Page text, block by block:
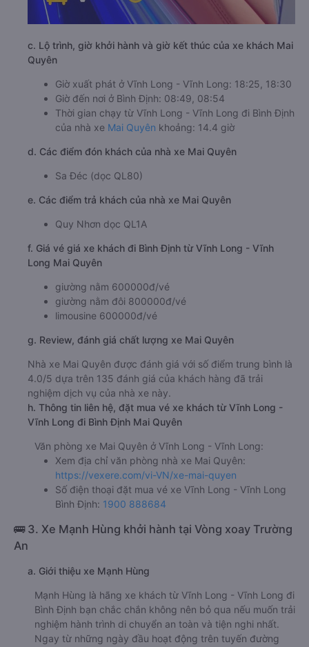
c. Lộ trình, giờ khởi hành và giờ kết thúc của xe khách Mai
Quyên
Giờ xuất phát ở Vĩnh Long - Vĩnh Long: 18:25, 18:30
Giờ đến nơi ở Bình Định: 08:49, 08:54
Thời gian chạy từ Vĩnh Long - Vĩnh Long đi Bình Định
của nhà xe Mai Quyên khoảng: 14.4 giờ
d. Các điểm đón khách của nhà xe Mai Quyên
Sa Đéc (dọc QL80)
e. Các điểm trả khách của nhà xe Mai Quyên
Quy Nhơn dọc QL1A
f. Giá vé giá xe khách đi Bình Định từ Vĩnh Long - Vĩnh
Long Mai Quyên
giường nằm 600000đ/vé
giường nằm đôi 800000đ/vé
limousine 600000đ/vé
g. Review, đánh giá chất lượng xe Mai Quyên
Nhà xe Mai Quyên được đánh giá với số điểm trung bình là
4.0/5 dựa trên 135 đánh giá của khách hàng đã trải
nghiệm dịch vụ của nhà xe này.
h. Thông tin liên hệ, đặt mua vé xe khách từ Vĩnh Long -
Vĩnh Long đi Bình Định Mai Quyên
Văn phòng xe Mai Quyên ở Vĩnh Long - Vĩnh Long:
Xem địa chỉ văn phòng nhà xe Mai Quyên:
https://vexere.com/vi-VN/xe-mai-quyen
Số điện thoại đặt mua vé xe Vĩnh Long - Vĩnh Long
Bình Định: 1900 888684
🚌 3. Xe Mạnh Hùng khởi hành tại Vòng xoay Trường
An
a. Giới thiệu xe Mạnh Hùng
Mạnh Hùng là hãng xe khách từ Vĩnh Long - Vĩnh Long đi
Bình Định bạn chắc chắn không nên bỏ qua nếu muốn trải
nghiệm hành trình di chuyển an toàn và tiện nghi nhất.
Ngay từ những ngày đầu hoạt động trên tuyến đường